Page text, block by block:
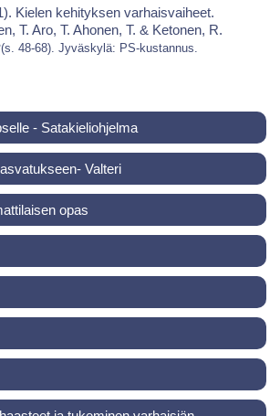
Kielen kehityksen varhaisvaiheet.
T. Aro, T. Ahonen, T. & Ketonen, R.
(s. 48-68). Jyväskylä: PS-kustannus.
- Satakieliohjelma
Valteri
opas